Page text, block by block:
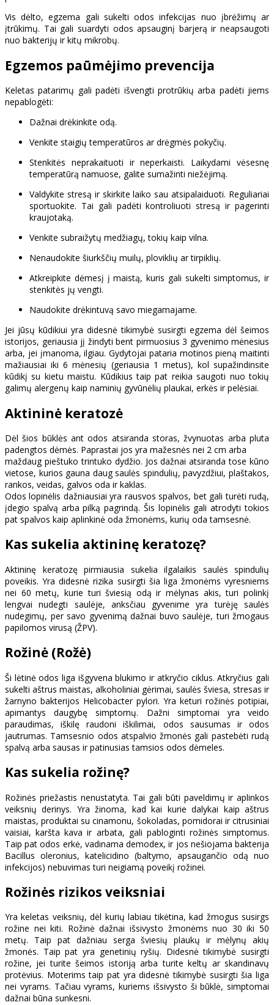
Vis dėlto, egzema gali sukelti odos infekcijas nuo įbrėžimų ar
įtrūkimų. Tai gali suardyti odos apsauginį barjerą ir neapsaugoti
nuo bakterijų ir kitų mikrobų.
Egzemos paūmėjimo prevencija
Keletas patarimų gali padėti išvengti protrūkių arba padėti jiems
nepablogėti:
Dažnai drėkinkite odą.
Venkite staigių temperatūros ar drėgmės pokyčių.
Stenkitės neprakaituoti ir neperkaisti. Laikydami vėsesnę
temperatūrą namuose, galite sumažinti niežėjimą.
Valdykite stresą ir skirkite laiko sau atsipalaiduoti. Reguliariai
sportuokite. Tai gali padėti kontroliuoti stresą ir pagerinti
kraujotaką.
Venkite subraižytų medžiagų, tokių kaip vilna.
Nenaudokite šiurkščių muilų, ploviklių ar tirpiklių.
Atkreipkite dėmesį į maistą, kuris gali sukelti simptomus, ir
stenkitės jų vengti.
Naudokite drėkintuvą savo miegamajame.
Jei jūsų kūdikiui yra didesnė tikimybė susirgti egzema dėl šeimos
istorijos, geriausia jį žindyti bent pirmuosius 3 gyvenimo mėnesius
arba, jei įmanoma, ilgiau. Gydytojai pataria motinos pieną maitinti
mažiausiai iki 6 mėnesių (geriausia 1 metus), kol supažindinsite
kūdikį su kietu maistu. Kūdikius taip pat reikia saugoti nuo tokių
galimų alergenų kaip naminių gyvūnėlių plaukai, erkės ir pelėsiai.
Aktininė keratozė
Dėl šios būklės ant odos atsiranda storas, žvynuotas arba pluta
padengtos dėmės. Paprastai jos yra mažesnės nei 2 cm arba
maždaug pieštuko trintuko dydžio. Jos dažnai atsiranda tose kūno
vietose, kurios gauna daug saulės spindulių, pavyzdžiui, plaštakos,
rankos, veidas, galvos oda ir kaklas.
Odos lopinėlis dažniausiai yra rausvos spalvos, bet gali turėti rudą,
įdegio spalvą arba pilką pagrindą. Šis lopinėlis gali atrodyti tokios
pat spalvos kaip aplinkinė oda žmonėms, kurių oda tamsesnė.
Kas sukelia aktininę keratozę?
Aktininę keratozę pirmiausia sukelia ilgalaikis saulės spindulių
poveikis. Yra didesnė rizika susirgti šia liga žmonėms vyresniems
nei 60 metų, kurie turi šviesią odą ir mėlynas akis, turi polinkį
lengvai nudegti saulėje, anksčiau gyvenime yra turėję saulės
nudegimų, per savo gyvenimą dažnai buvo saulėje, turi žmogaus
papilomos virusą (ŽPV).
Rožinė (Rožė)
Ši lėtinė odos liga išgyvena blukimo ir atkryčio ciklus. Atkryčius gali
sukelti aštrus maistas, alkoholiniai gėrimai, saulės šviesa, stresas ir
žarnyno bakterijos Helicobacter pylori. Yra keturi rožinės potipiai,
apimantys daugybę simptomų. Dažni simptomai yra veido
paraudimas, iškilę raudoni iškilimai, odos sausumas ir odos
jautrumas. Tamsesnio odos atspalvio žmonės gali pastebėti rudą
spalvą arba sausas ir patinusias tamsios odos dėmeles.
Kas sukelia rožinę?
Rožinės priežastis nenustatyta. Tai gali būti paveldimų ir aplinkos
veiksnių derinys. Yra žinoma, kad kai kurie dalykai kaip aštrus
maistas, produktai su cinamonu, šokoladas, pomidorai ir citrusiniai
vaisiai, karšta kava ir arbata, gali pabloginti rožinės simptomus.
Taip pat odos erkė, vadinama demodex, ir jos nešiojama bakterija
Bacillus oleronius, katelicidino (baltymo, apsaugančio odą nuo
infekcijos) nebuvimas turi neigiamą poveikį rožinei.
Rožinės rizikos veiksniai
Yra keletas veiksnių, dėl kurių labiau tikėtina, kad žmogus susirgs
rožine nei kiti. Rožinė dažnai išsivysto žmonėms nuo 30 iki 50
metų. Taip pat dažniau serga šviesių plaukų ir mėlynų akių
žmonės. Taip pat yra genetinių ryšių. Didesnė tikimybė susirgti
rožine, jei turite šeimos istoriją arba turite keltų ar skandinavų
protėvius. Moterims taip pat yra didesnė tikimybė susirgti šia liga
nei vyrams. Tačiau vyrams, kuriems išsivysto ši būklė, simptomai
dažnai būna sunkesni.